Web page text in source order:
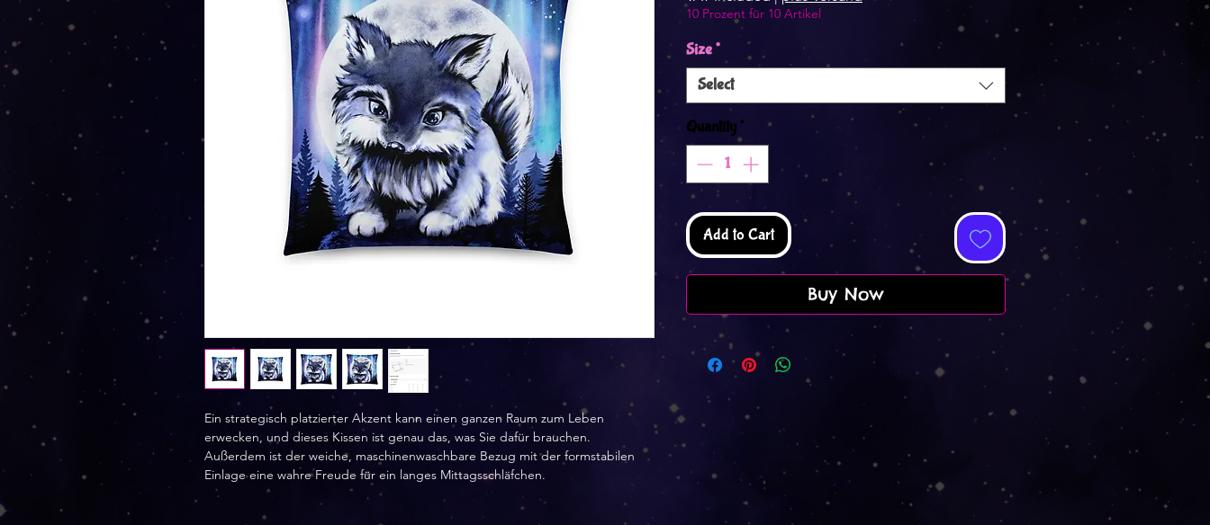
Ein strategisch platzierter Akzent kann einen ganzen Raum zum Leben
erwecken, und dieses Kissen ist genau das, was Sie dafür brauchen.
Außerdem ist der weiche, maschinenwaschbare Bezug mit der formstabilen
Einlage eine wahre Freude für ein langes Mittagsschläfchen.
10 Prozent für 10 Artikel
Size*
Select
Quantity*
Add to Cart
Buy Now